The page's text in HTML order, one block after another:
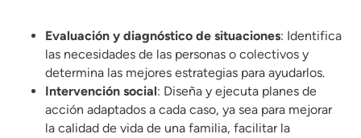
Evaluación y diagnóstico de situaciones: Identifica
las necesidades de las personas o colectivos y
determina las mejores estrategias para ayudarlos.
Intervención social: Diseña y ejecuta planes de
acción adaptados a cada caso, ya sea para mejorar
la calidad de vida de una familia, facilitar la